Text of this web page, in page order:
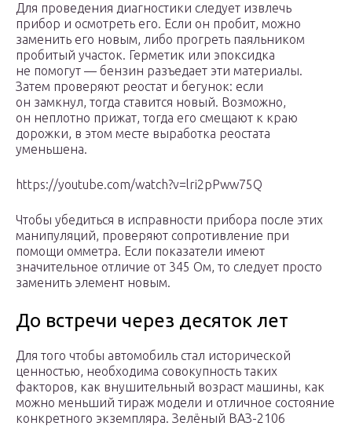
Для проведения диагностики следует извлечь
прибор и осмотреть его. Если он пробит, можно
заменить его новым, либо прогреть паяльником
пробитый участок. Герметик или эпоксидка
не помогут — бензин разъедает эти материалы.
Затем проверяют реостат и бегунок: если
он замкнул, тогда ставится новый. Возможно,
он неплотно прижат, тогда его смещают к краю
дорожки, в этом месте выработка реостата
уменьшена.
https://youtube.com/watch?v=lri2pPww75Q
Чтобы убедиться в исправности прибора после этих
манипуляций, проверяют сопротивление при
помощи омметра. Если показатели имеют
значительное отличие от 345 Ом, то следует просто
заменить элемент новым.
До встречи через десяток лет
Для того чтобы автомобиль стал исторической
ценностью, необходима совокупность таких
факторов, как внушительный возраст машины, как
можно меньший тираж модели и отличное состояние
конкретного экземпляра. Зелёный ВАЗ-2106